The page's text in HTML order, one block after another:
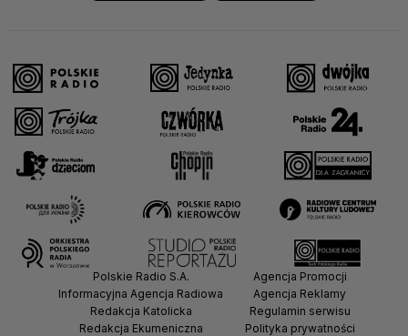
Polskie Radio S.A.
Informacyjna Agencja Radiowa
Redakcja Katolicka
Redakcja Ekumeniczna
Agencja Promocji
Agencja Reklamy
Regulamin serwisu
Polityka prywatności